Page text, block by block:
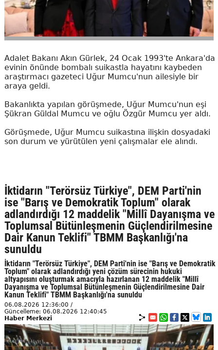
Adalet Bakanı Akın Gürlek, 24 Ocak 1993'te Ankara'da
evinin önünde bombalı suikastla hayatını kaybeden
araştırmacı gazeteci Uğur Mumcu'nun ailesiyle bir
araya geldi.
Bakanlıkta yapılan görüşmede, Uğur Mumcu'nun eşi
Şükran Güldal Mumcu ve oğlu Özgür Mumcu yer aldı.
Görüşmede, Uğur Mumcu suikastına ilişkin dosyadaki
son durum ve yürütülen yeni çalışmalar ele alındı.
İktidarın "Terörsüz Türkiye", DEM Parti'nin
ise "Barış ve Demokratik Toplum" olarak
adlandırdığı 12 maddelik "Millî Dayanışma ve
Toplumsal Bütünleşmenin Güçlendirilmesine
Dair Kanun Teklifi" TBMM Başkanlığı'na
sunuldu
İktidarın "Terörsüz Türkiye", DEM Parti'nin ise "Barış ve Demokratik
Toplum" olarak adlandırdığı yeni çözüm sürecinin hukuki
altyapısını oluşturmak amacıyla hazırlanan 12 maddelik "Millî
Dayanışma ve Toplumsal Bütünleşmenin Güçlendirilmesine Dair
Kanun Teklifi" TBMM Başkanlığı'na sunuldu
06.08.2026 12:36:00 /
Güncelleme: 06.08.2026 12:40:45
Haber Merkezi